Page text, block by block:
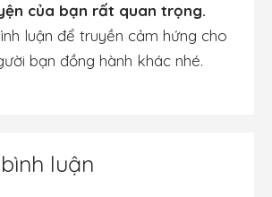
của bạn rất quan trọng.
luận để truyền cảm hứng cho
bạn đồng hành khác nhé.
luận